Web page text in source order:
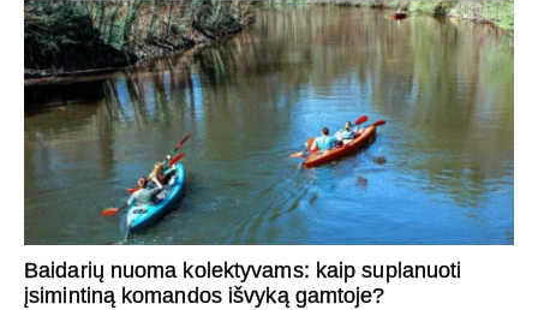
Baidarių nuoma kolektyvams: kaip suplanuoti
įsimintiną komandos išvyką gamtoje?